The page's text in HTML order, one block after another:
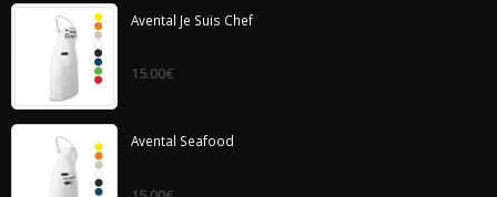
Avental Je Suis Chef
0
out
15.00€
Avental Seafood